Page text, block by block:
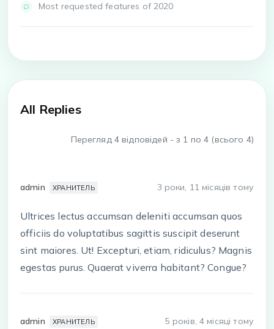
Most requested features of 2020
All Replies
Перегляд 4 відповідей - з 1 по 4 (всього 4)
admin ХРАНИТЕЛЬ 3 роки, 11 місяців тому
Ultrices lectus accumsan deleniti accumsan quos
officiis do voluptatibus sagittis suscipit deserunt
sint maiores. Ut! Excepturi, etiam, ridiculus? Magnis
egestas purus. Quaerat viverra habitant? Congue?
admin ХРАНИТЕЛЬ 5 років, 4 місяці тому